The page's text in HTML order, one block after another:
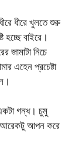
ধীরে খুলতে শুরু
বাইরে।
জামাটা নিচে
এহেন প্রচেষ্টা
গন্ধ। চুমু
আরেকটু আপন করে